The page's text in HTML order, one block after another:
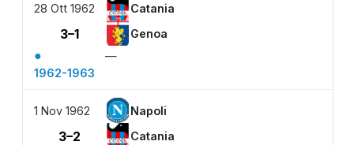
28 Ott 1962 Catania
3–1 Genoa
●
—
1962-1963
1 Nov 1962 Napoli
3–2 Catania